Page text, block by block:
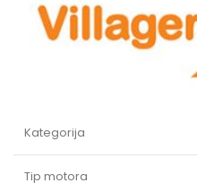
Kategorija
Tip motora